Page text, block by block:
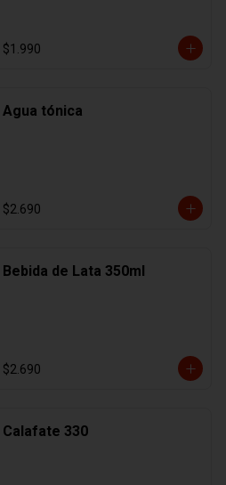
$1.990
Agua tónica
$2.690
Bebida de Lata 350ml
$2.690
Calafate 330